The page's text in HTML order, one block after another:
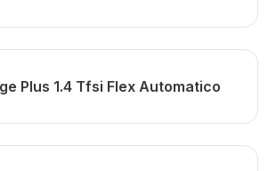
Plus 1.4 Tfsi Flex Automatico